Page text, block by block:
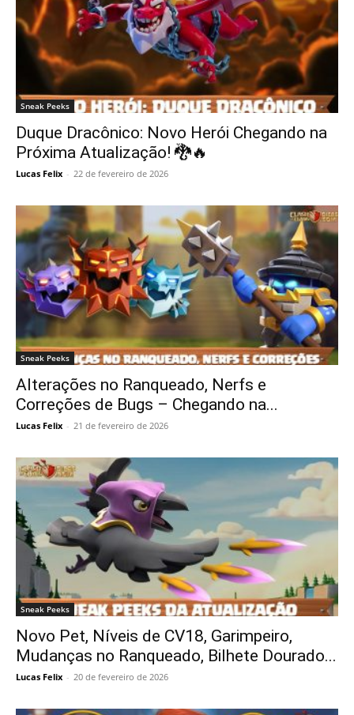
Sneak Peeks
Duque Dracônico: Novo Herói Chegando na
Próxima Atualização! 🐉🔥
Lucas Felix - 22 de fevereiro de 2026
Sneak Peeks
Alterações no Ranqueado, Nerfs e
Correções de Bugs – Chegando na...
Lucas Felix - 21 de fevereiro de 2026
Sneak Peeks
Novo Pet, Níveis de CV18, Garimpeiro,
Mudanças no Ranqueado, Bilhete Dourado...
Lucas Felix - 20 de fevereiro de 2026